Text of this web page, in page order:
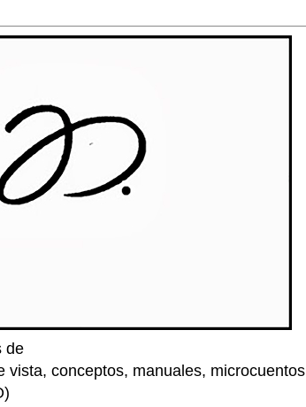
de
vista, conceptos, manuales, microcuentos